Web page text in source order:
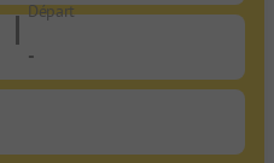
Départ
-